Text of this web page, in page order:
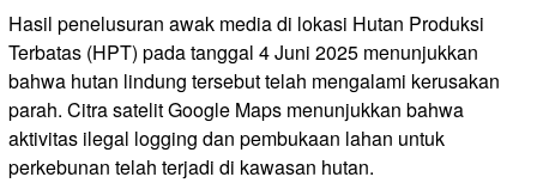
Hasil penelusuran awak media di lokasi Hutan Produksi
Terbatas (HPT) pada tanggal 4 Juni 2025 menunjukkan
bahwa hutan lindung tersebut telah mengalami kerusakan
parah. Citra satelit Google Maps menunjukkan bahwa
aktivitas ilegal logging dan pembukaan lahan untuk
perkebunan telah terjadi di kawasan hutan.